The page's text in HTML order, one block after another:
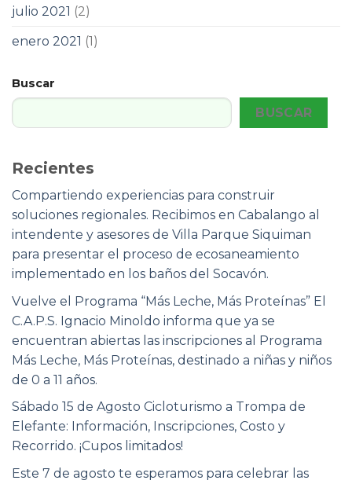
julio 2021 (2)
enero 2021 (1)
Buscar
BUSCAR
Recientes
Compartiendo experiencias para construir
soluciones regionales. Recibimos en Cabalango al
intendente y asesores de Villa Parque Siquiman
para presentar el proceso de ecosaneamiento
implementado en los baños del Socavón.
Vuelve el Programa “Más Leche, Más Proteínas” El
C.A.P.S. Ignacio Minoldo informa que ya se
encuentran abiertas las inscripciones al Programa
Más Leche, Más Proteínas, destinado a niñas y niños
de 0 a 11 años.
Sábado 15 de Agosto Cicloturismo a Trompa de
Elefante: Información, Inscripciones, Costo y
Recorrido. ¡Cupos limitados!
Este 7 de agosto te esperamos para celebrar las